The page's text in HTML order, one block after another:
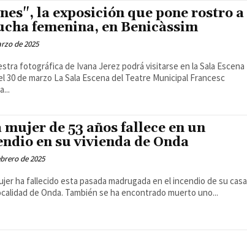
la exposición que pone rostro a
femenina, en Benicàssim
de 2025
fotográfica de Ivana Jerez podrá visitarse en la Sala Escena
Sala Escena del Teatre Municipal Francesc
mujer de 53 años fallece en un
en su vivienda de Onda
de 2025
ha fallecido esta pasada madrugada en el incendio de su casa
de Onda. También se ha encontrado muerto uno...